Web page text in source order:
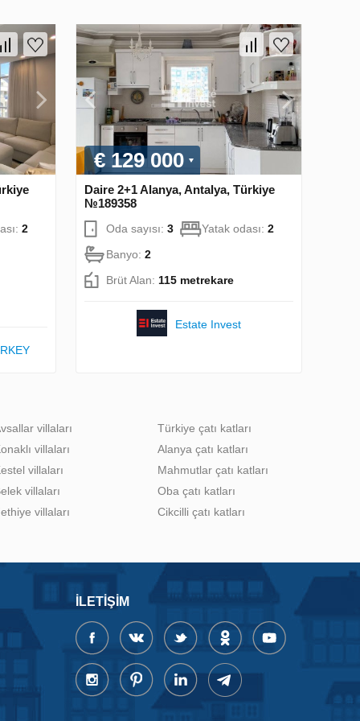
2
€ 129 000
Daire 2+1 Alanya, Antalya, Türkiye
№189358
Oda sayısı: 3 Yatak odası: 2
Banyo: 2
Brüt Alan: 115 metrekare
Estate Invest
villaları
villaları
villaları
villaları
villaları
Türkiye çatı katları
Alanya çatı katları
Mahmutlar çatı katları
Oba çatı katları
Cikcilli çatı katları
İLETIŞIM